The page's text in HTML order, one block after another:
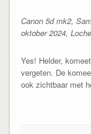
Canon 5d mk2,
oktober 2024,
Yes! Helder,
vergeten. De
ook zichtbaar met